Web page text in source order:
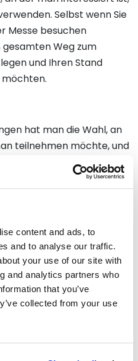
content and ads, to
and to analyse our traffic.
your use of our site with
and analytics partners who
that you’ve
collected from your use
Selbst wenn Sie
Messe besuchen
gesamten Weg zum
und Ihren Stand
möchten.
hat man die Wahl, an
teilnehmen möchte, und
investieren, ohne sich um
kümmern zu müssen. Es
Sie können sich einfach
einloggen, an der Sie
Teil davon werden.
mehr persönliche